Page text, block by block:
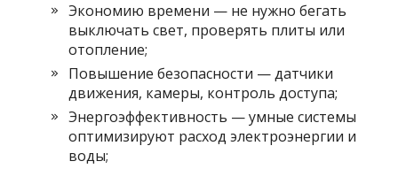
Экономию времени — не нужно бегать
выключать свет, проверять плиты или
отопление;
Повышение безопасности — датчики
движения, камеры, контроль доступа;
Энергоэффективность — умные системы
оптимизируют расход электроэнергии и
воды;